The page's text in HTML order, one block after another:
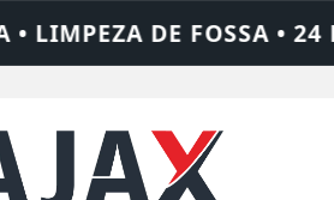
QUEM RESOLVE: